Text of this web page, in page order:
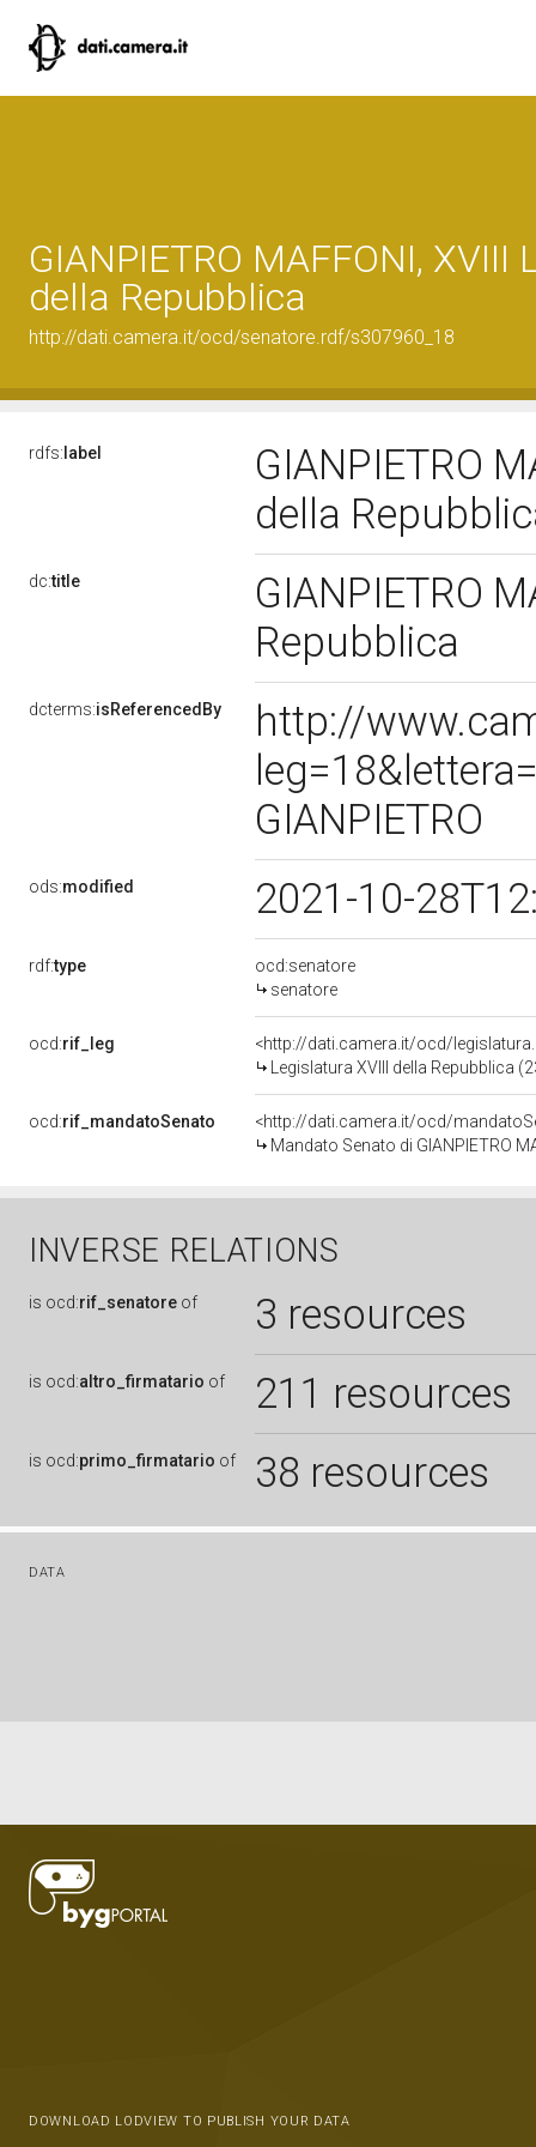
GIANPIETRO MAFFONI, XVIII
della Repubblica
http://dati.camera.it/ocd/senatore.rdf/s307960_18
rdfs: label
GIANPIETRO
della
dc:title
GIANPIETRO
Repubblica
dcterms:isReferencedBy
http://
GIANPIETRO
ods:modified 2021-10-
rdf:type
ocd:senatore
senatore
ocd:rif_leg
<http://dati.camera.it/ocd/
Legislatura XVIII della Repubblica
ocd:rif_mandatoSenato
<http://dati.camera.it/ocd/
Mandato Senato di GIANPIETRO
INVERSE RELATIONS
is ocd:rif_senatore of 3 resources
is ocd:altro_firmatario of 211 resources
is ocd:primo_firmatario of 38 resources
DATA
DOWNLOAD LODVIEW TO PUBLISH YOUR DATA